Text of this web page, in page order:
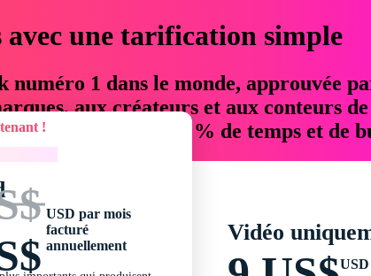
une tarification simple
numéro 1 dans le monde, approuvée
aux créateurs et aux conteurs
jusqu'à 76 % de temps et de
!
USD par mois
facturé
annuellement
Vidéo